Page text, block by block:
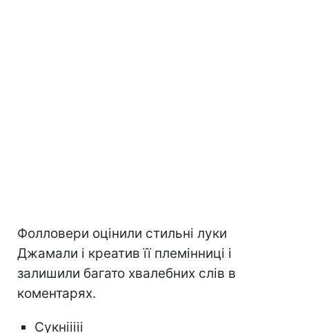
Фолловери оцінили стильні луки
Джамали і креатив її племінниці і
залишили багато хвалебних слів в
коментарях.
Сукнііііі